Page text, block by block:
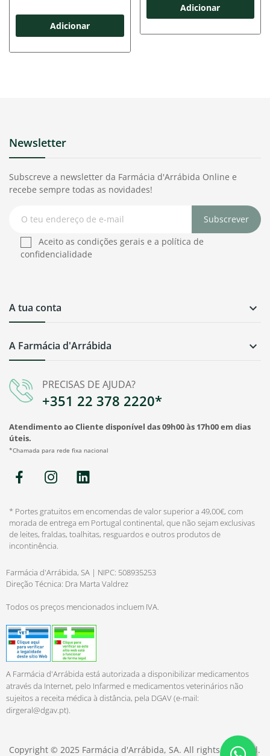
Adicionar
Adicionar
PRECISAS DE AJUDA?
+351 22 378 2220*
Atendimento ao Cliente disponível das 09h00 às 17h00 em dias
úteis.
*Chamada para rede fixa nacional
A Farmácia d'Arrábida 
A tua conta 
Newsletter
Subscreve a newsletter da Farmácia d'Arrábida Online e
recebe sempre todas as novidades!
Subscrever
Aceito as condições gerais e a política de
confidencialidade
* Portes gratuitos em encomendas de valor superior a 49,00€, com
morada de entrega em Portugal continental, que não sejam exclusivas
de leites, fraldas, toalhitas, resguardos e outros produtos de
incontinência.
Farmácia d'Arrábida, SA | NIPC: 508935253
Direção Técnica: Dra Marta Valdrez
Todos os preços mencionados incluem IVA.
A Farmácia d'Arrábida está autorizada a disponibilizar medicamentos
através da Internet, pelo Infarmed e medicamentos veterinários não
sujeitos a receita médica à distância, pela DGAV (e-mail:
dirgeral@dgav.pt).
Copyright © 2025 Farmácia d'Arrábida, SA. All rights reserved.